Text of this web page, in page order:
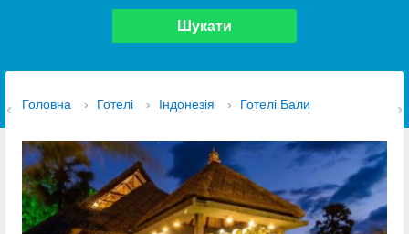
Шукати
Головна › Готелі › Індонезія › Готелі Бали